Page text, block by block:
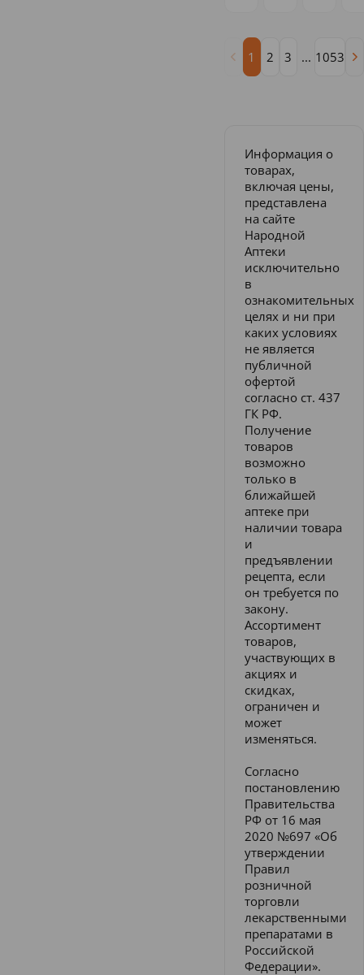
1 2 3 ... 1053
Информация о
товарах,
включая цены,
представлена
на сайте
Народной
Аптеки
исключительно
в
ознакомительных
целях и ни при
каких условиях
не является
публичной
офертой
согласно ст. 437
ГК РФ.
Получение
товаров
возможно
только в
ближайшей
аптеке при
наличии товара
и
предъявлении
рецепта, если
он требуется по
закону.
Ассортимент
товаров,
участвующих в
акциях и
скидках,
ограничен и
может
изменяться.
Согласно
постановлению
Правительства
РФ от 16 мая
2020 №697 «Об
утверждении
Правил
розничной
торговли
лекарственными
препаратами в
Российской
Федерации».